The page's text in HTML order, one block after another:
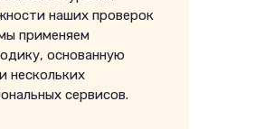
наших проверок
применяем
основанную
нескольких
сервисов.